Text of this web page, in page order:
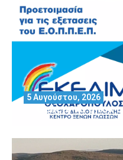
Θέλεις να
5 Αυγούστου, 2026